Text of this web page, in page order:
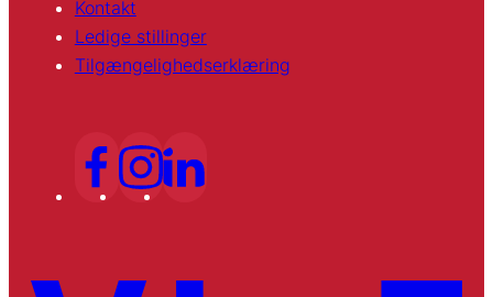
Kontakt
Ledige stillinger
Tilgængelighedserklæring